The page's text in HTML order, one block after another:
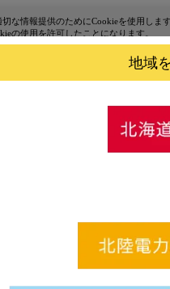
な情報提供のためにCookieを使用しま
の使用を許可したことになります。
料金シミュレーショ
プラン
地域